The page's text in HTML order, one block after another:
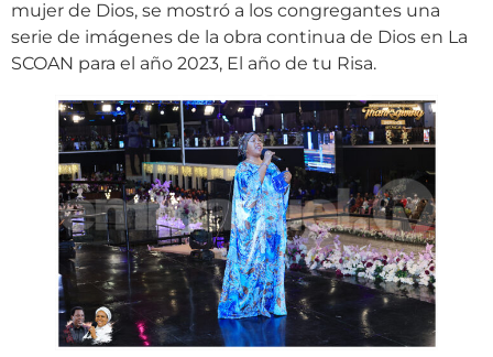
mujer de Dios, se mostró a los congregantes una
serie de imágenes de la obra continua de Dios en La
SCOAN para el año 2023, El año de tu Risa.